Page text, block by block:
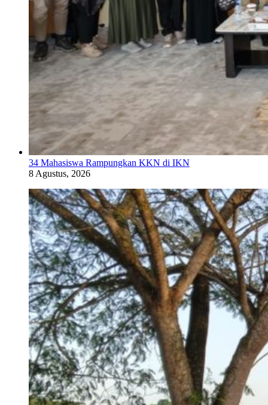
34 Mahasiswa Rampungkan KKN di IKN
8 Agustus, 2026